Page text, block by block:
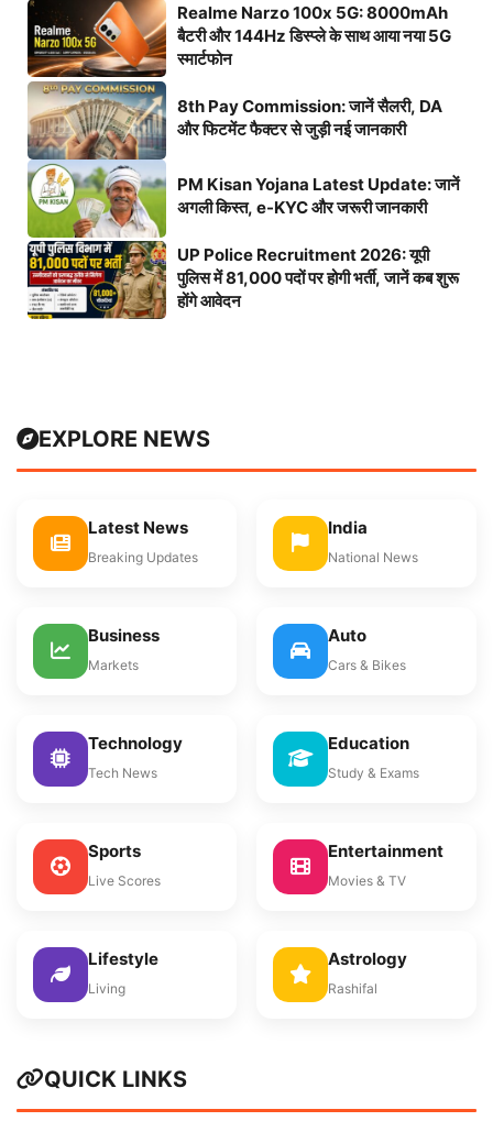
Realme Narzo 100x 5G: 8000mAh
बैटरी और 144Hz डिस्प्ले के साथ आया नया 5G
स्मार्टफोन
8th Pay Commission: जानें सैलरी, DA
और फिटमेंट फैक्टर से जुड़ी नई जानकारी
PM Kisan Yojana Latest Update: जानें
अगली किस्त, e-KYC और जरूरी जानकारी
UP Police Recruitment 2026: यूपी
पुलिस में 81,000 पदों पर होगी भर्ती, जानें कब शुरू
होंगे आवेदन
EXPLORE NEWS
Latest News
Breaking Updates
India
National News
Business
Markets
Auto
Cars & Bikes
Technology
Tech News
Education
Study & Exams
Sports
Live Scores
Entertainment
Movies & TV
Lifestyle
Living
Astrology
Rashifal
QUICK LINKS